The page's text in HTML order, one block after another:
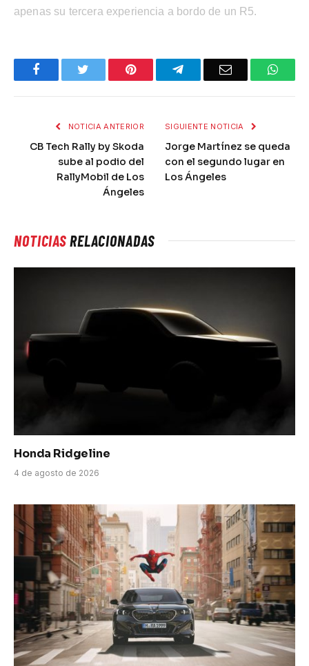
apenas su tercera experiencia a bordo de un R5.
Facebook Pinterest TelegramEmail
NOTICIA ANTERIOR
CB Tech Rally by Skoda
sube al podio del
RallyMobil de Los
Ángeles
SIGUIENTE NOTICIA
Jorge Martínez se queda
con el segundo lugar en
Los Ángeles
NOTICIASRELACIONADAS
Honda Ridgeline
4 de agosto de 2026